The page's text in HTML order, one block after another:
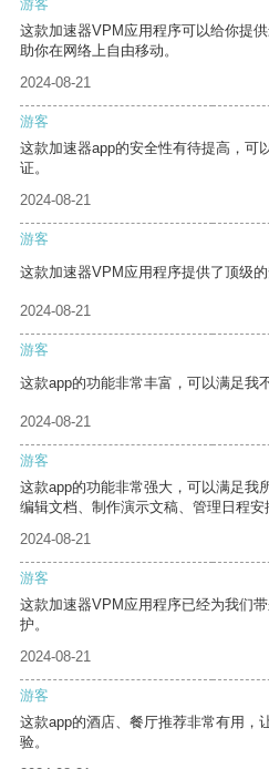
游客
这款加速器VPM应用程序可以给你提
助你在网络上自由移动。
2024-08-21
游客
这款加速器app的安全性有待提高，可
证。
2024-08-21
游客
这款加速器VPM应用程序提供了顶级的
2024-08-21
游客
这款app的功能非常丰富，可以满足我
2024-08-21
游客
这款app的功能非常强大，可以满足我
编辑文档、制作演示文稿、管理日程安
2024-08-21
游客
这款加速器VPM应用程序已经为我们
护。
2024-08-21
游客
这款app的酒店、餐厅推荐非常有用，
验。